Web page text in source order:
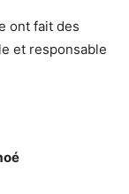
ont fait des
et responsable